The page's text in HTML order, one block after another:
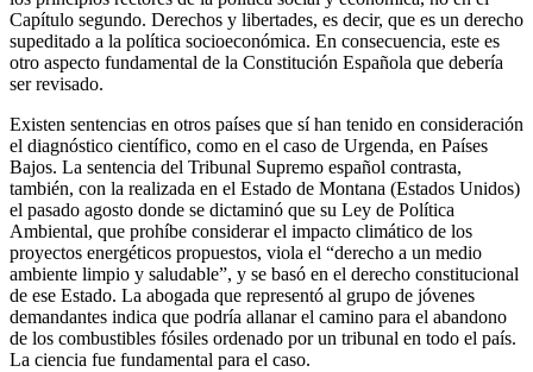
Capítulo segundo. Derechos y libertades, es decir, que es un derecho
supeditado a la política socioeconómica. En consecuencia, este es
otro aspecto fundamental de la Constitución Española que debería
ser revisado.
Existen sentencias en otros países que sí han tenido en consideración
el diagnóstico científico, como en el caso de Urgenda, en Países
Bajos. La sentencia del Tribunal Supremo español contrasta,
también, con la realizada en el Estado de Montana (Estados Unidos)
el pasado agosto donde se dictaminó que su Ley de Política
Ambiental, que prohíbe considerar el impacto climático de los
proyectos energéticos propuestos, viola el “derecho a un medio
ambiente limpio y saludable”, y se basó en el derecho constitucional
de ese Estado. La abogada que representó al grupo de jóvenes
demandantes indica que podría allanar el camino para el abandono
de los combustibles fósiles ordenado por un tribunal en todo el país.
La ciencia fue fundamental para el caso.